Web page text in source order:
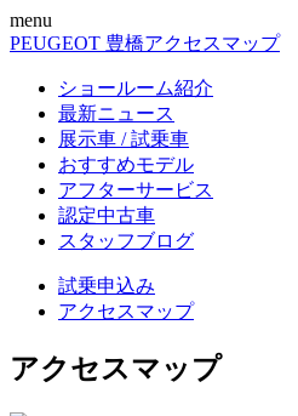
menu
PEUGEOT 豊橋アクセスマップ
ショールーム紹介
最新ニュース
展示車 / 試乗車
おすすめモデル
アフターサービス
認定中古車
スタッフブログ
試乗申込み
アクセスマップ
アクセスマップ